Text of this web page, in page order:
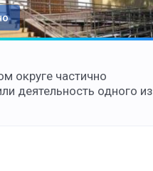
округе частично
деятельность одного из